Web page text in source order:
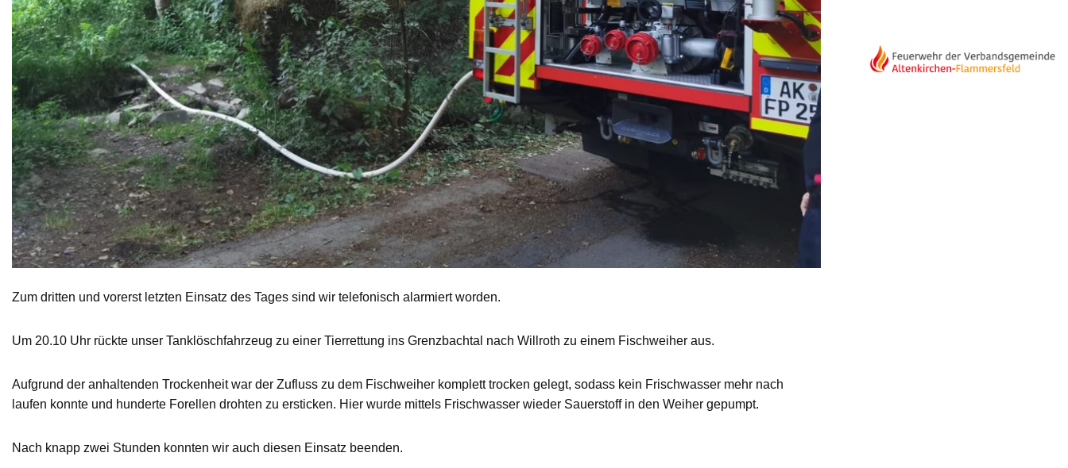
Zum dritten und vorerst letzten Einsatz des Tages sind wir telefonisch alarmiert worden.
Um 20.10 Uhr rückte unser Tanklöschfahrzeug zu einer Tierrettung ins Grenzbachtal nach Willroth zu einem Fischweiher aus.
Aufgrund der anhaltenden Trockenheit war der Zufluss zu dem Fischweiher komplett trocken gelegt, sodass kein Frischwasser mehr nach
laufen konnte und hunderte Forellen drohten zu ersticken. Hier wurde mittels Frischwasser wieder Sauerstoff in den Weiher gepumpt.
Nach knapp zwei Stunden konnten wir auch diesen Einsatz beenden.